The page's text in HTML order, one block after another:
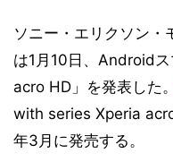
ソニー・エリクソン・
は1月10日、Android
acro HD」を発表した。
with series Xperia
年3月に発売する。